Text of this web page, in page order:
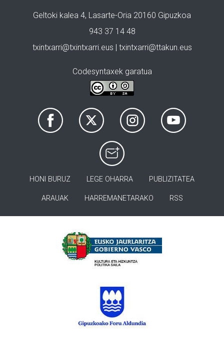
Geltoki kalea 4, Lasarte-Oria 20160 Gipuzkoa
943 37 14 48
txintxarri@txintxarri.eus | txintxarri@ttakun.eus
Codesyntaxek garatua
HONI BURUZ LEGE OHARRA PUBLIZITATEA
ARAUAK HARREMANETARAKO RSS